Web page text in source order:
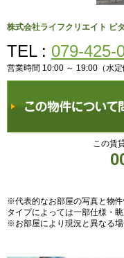
株式会社ライフクリエイト ピ
TEL : 079-425-
営業時間 10:00 ～ 19:00（水定
この賃
※代表的なお部屋の写真と物件
タイプによっては一部仕様・
※お部屋により現況と異なる場